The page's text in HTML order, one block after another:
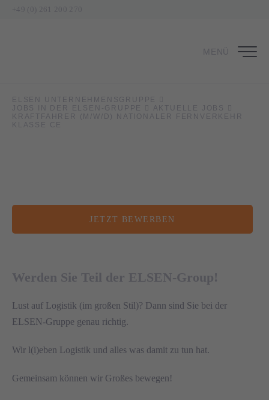
MENÜ
ELSEN UNTERNEHMENSGRUPPE
JOBS IN DER ELSEN-GRUPPE
AKTUELLE JOBS
KRAFTFAHRER (M/W/D) NATIONALER FERNVERKEHR
KLASSE CE
Fernverkehr Klasse CE
in Großraum Jena
JETZT BEWERBEN
Werden Sie Teil der ELSEN-Group!
Lust auf Logistik (im großen Stil)? Dann sind Sie bei der
ELSEN-Gruppe genau richtig.
Wir l(i)eben Logistik und alles was damit zu tun hat.
Gemeinsam können wir Großes bewegen!